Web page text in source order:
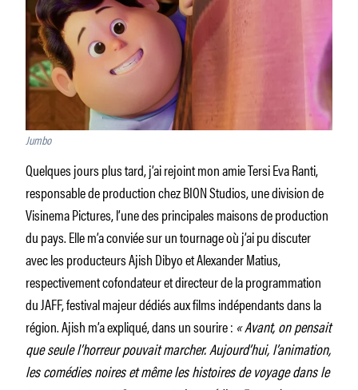
Jumbo
Quelques jours plus tard, j’ai rejoint mon amie Tersi Eva Ranti,
responsable de production chez BION Studios, une division de
Visinema Pictures, l’une des principales maisons de production
du pays. Elle m’a conviée sur un tournage où j’ai pu discuter
avec les producteurs Ajish Dibyo et Alexander Matius,
respectivement cofondateur et directeur de la programmation
du JAFF, festival majeur dédiés aux films indépendants dans la
région. Ajish m’a expliqué, dans un sourire : « Avant, on pensait
que seule l’horreur pouvait marcher. Aujourd’hui, l’animation,
les comédies noires et même les histoires de voyage dans le